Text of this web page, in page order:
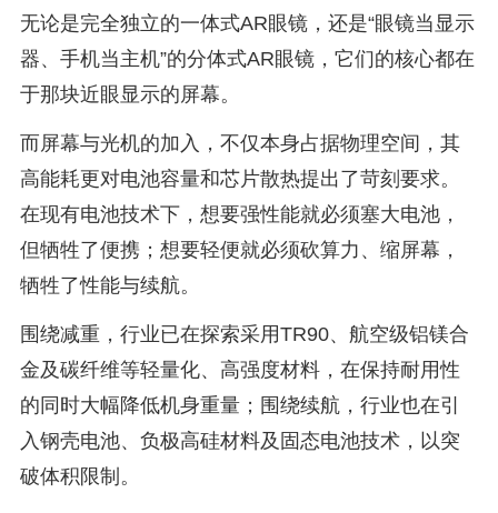
无论是完全独立的一体式AR眼镜，还是“眼镜当显示
器、手机当主机”的分体式AR眼镜，它们的核心都在
于那块近眼显示的屏幕。
而屏幕与光机的加入，不仅本身占据物理空间，其
高能耗更对电池容量和芯片散热提出了苛刻要求。
在现有电池技术下，想要强性能就必须塞大电池，
但牺牲了便携；想要轻便就必须砍算力、缩屏幕，
牺牲了性能与续航。
围绕减重，行业已在探索采用TR90、航空级铝镁合
金及碳纤维等轻量化、高强度材料，在保持耐用性
的同时大幅降低机身重量；围绕续航，行业也在引
入钢壳电池、负极高硅材料及固态电池技术，以突
破体积限制。